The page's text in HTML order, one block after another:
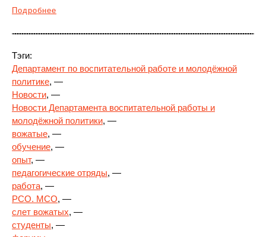
Подробнее
Тэги:
Департамент по воспитательной работе и молодёжной
политике, —
Новости, —
Новости Департамента воспитательной работы и
молодёжной политики, —
вожатые, —
обучение, —
опыт, —
педагогические отряды, —
работа, —
РСО. МСО, —
слет вожатых, —
студенты, —